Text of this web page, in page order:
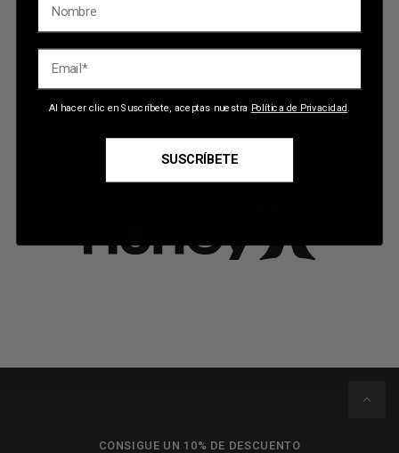
CONSIGUE UN 10% DE DESCUENTO
Email
Al hacer clic en Suscríbete, aceptas nuestra Política de Privacidad
SUSCRÍBETE